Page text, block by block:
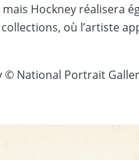
Hockney réalisera
où l’artiste
© National Portrait